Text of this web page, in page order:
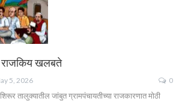
राजकिय खलबते
5, 2026 0
तालुक्यातील जांबुत ग्रामपंचायतीच्या राजकारणात मोठी